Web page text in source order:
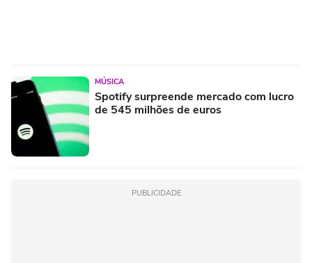
MÚSICA
Spotify surpreende mercado com lucro
de 545 milhões de euros
PUBLICIDADE